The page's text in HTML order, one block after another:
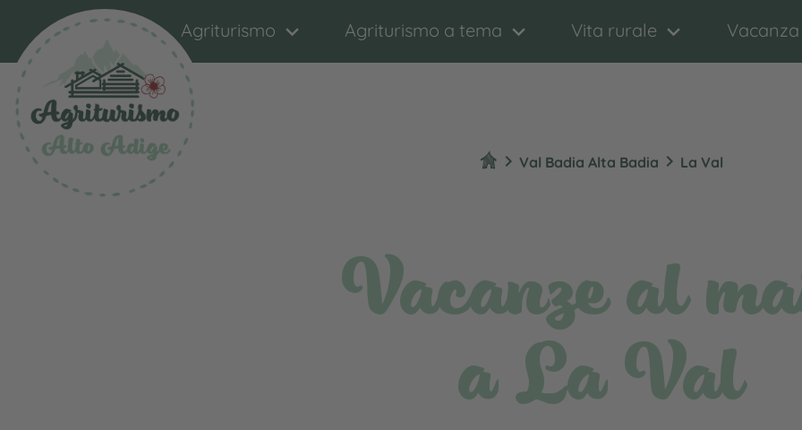
Agriturismo Agriturismo a tema Vita rurale
chevron_right Val Badia Alta Badia chevron_right La Val
Vacanze al
a La Val